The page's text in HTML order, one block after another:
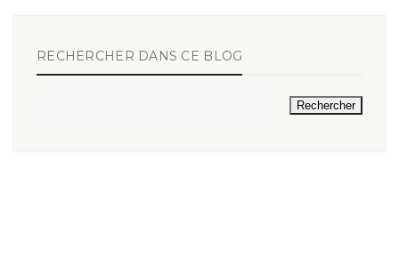
RECHERCHER DANS CE BLOG